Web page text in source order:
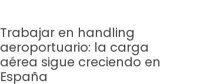
Trabajar en handling
aeroportuario: la carga
aérea sigue creciendo en
España